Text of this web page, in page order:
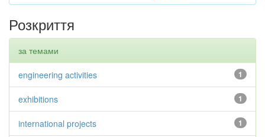
Розкриття
за темами
1
engineering activities
1
exhibitions
1
international projects